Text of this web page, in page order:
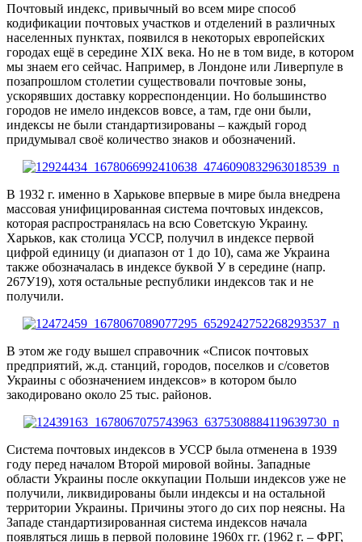
Почтовый индекс, привычный во всем мире способ
кодификации почтовых участков и отделений в различных
населенных пунктах, появился в некоторых европейских
городах ещё в середине XIX века. Но не в том виде, в котором
мы знаем его сейчас. Например, в Лондоне или Ливерпуле в
позапрошлом столетии существовали почтовые зоны,
ускорявших доставку корреспонденции. Но большинство
городов не имело индексов вовсе, а там, где они были,
индексы не были стандартизированы – каждый город
придумывал своё количество знаков и обозначений.
В 1932 г. именно в Харькове впервые в мире была внедрена
массовая унифицированная система почтовых индексов,
которая распространялась на всю Советскую Украину.
Харьков, как столица УССР, получил в индексе первой
цифрой единицу (и диапазон от 1 до 10), сама же Украина
также обозначалась в индексе буквой У в середине (напр.
267У19), хотя остальные республики индексов так и не
получили.
В этом же году вышел справочник «Список почтовых
предприятий, ж.д. станций, городов, поселков и с/советов
Украины с обозначением индексов» в котором было
закодировано около 25 тыс. районов.
Система почтовых индексов в УССР была отменена в 1939
году перед началом Второй мировой войны. Западные
области Украины после оккупации Польши индексов уже не
получили, ликвидированы были индексы и на остальной
территории Украины. Причины этого до сих пор неясны. На
Западе стандартизированная система индексов начала
появляться лишь в первой половине 1960х гг. (1962 г. – ФРГ,